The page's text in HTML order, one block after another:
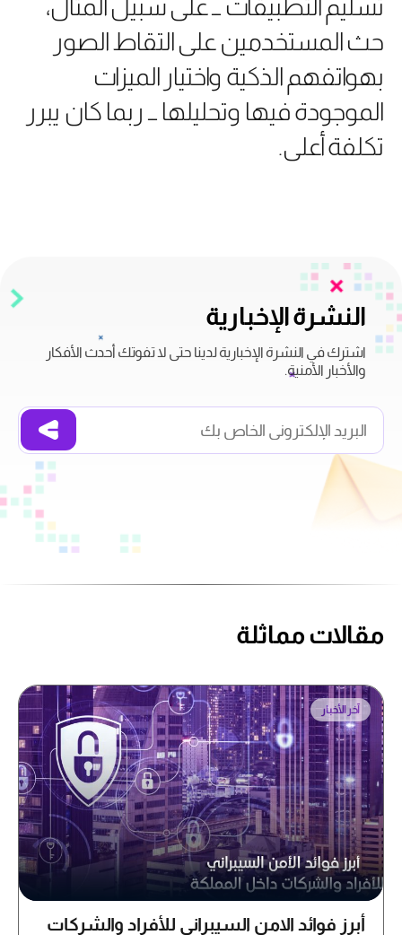
تسليم التطبيقات ــ على سبيل المثال،
حث المستخدمين على التقاط الصور
بهواتفهم الذكية واختيار الميزات
الموجودة فيها وتحليلها ــ ربما كان يبرر
تكلفة أعلى.
النشرة الإخبارية
اشترك في النشرة الإخبارية لدينا حتى لا تفوتك أحدث الأفكار
والأخبار الأمنية.
مقالات مماثلة
آخر الأخبار
أبرز فوائد الامن السيبراني للأفراد والشركات